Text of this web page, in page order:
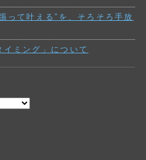
って叶える”を、そろそろ手放
ミング」について